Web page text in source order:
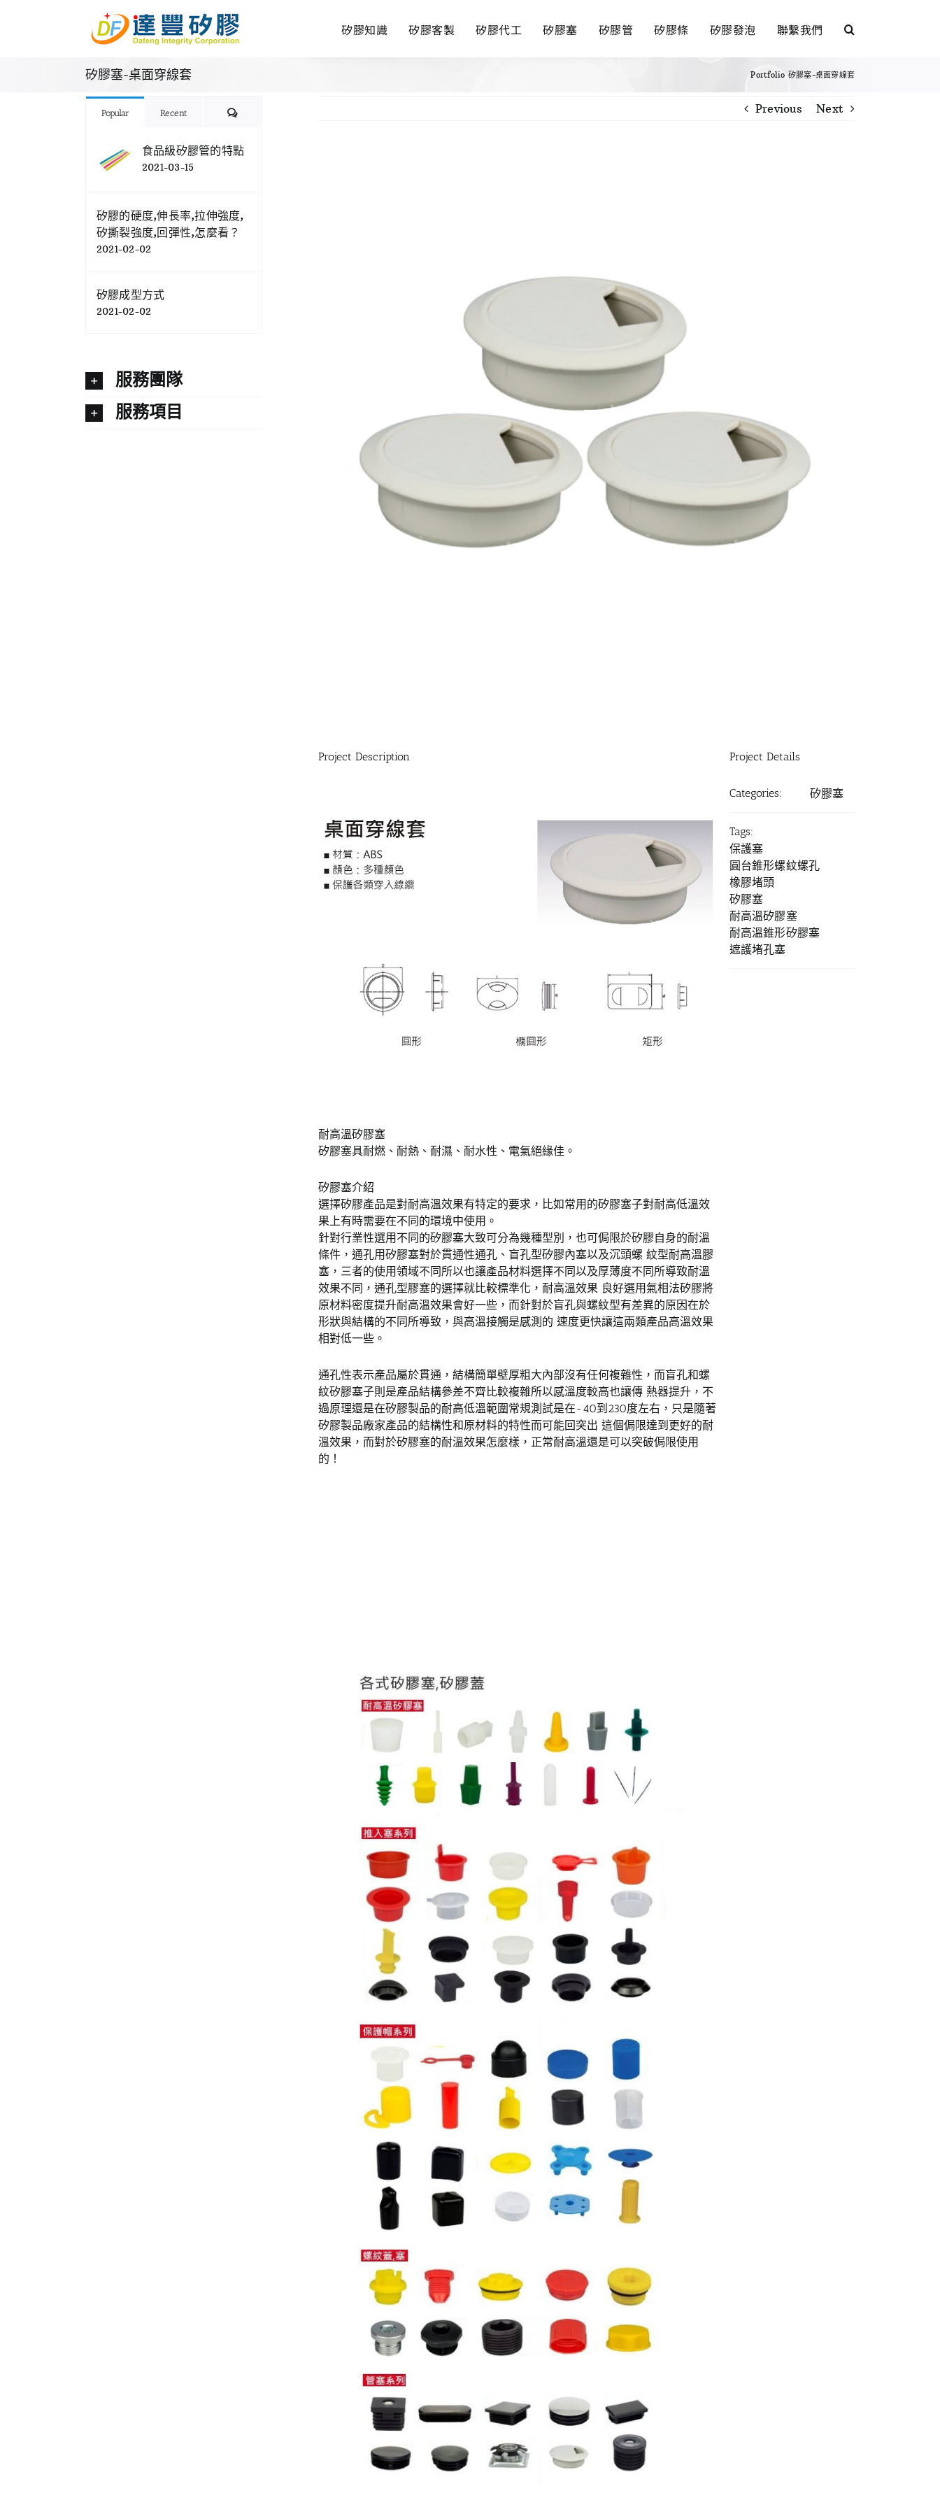
矽膠知識 矽膠客製 矽膠代工 矽膠塞 矽膠管 矽膠條 矽膠發泡 聯繫我們
矽膠塞-桌面穿線套 Portfolio 矽膠塞-桌面穿線套
Previous Next
Project Description
耐高溫矽膠塞
矽膠塞具耐燃、耐熱、耐濕、耐水性、電氣絕緣佳。
矽膠塞介紹
選擇矽膠產品是對耐高溫效果有特定的要求，比如常用的矽膠塞子對耐高低溫效
果上有時需要在不同的環境中使用。
針對行業性選用不同的矽膠塞大致可分為幾種型別，也可侷限於矽膠自身的耐溫
條件，通孔用矽膠塞對於貫通性通孔、盲孔型矽膠內塞以及沉頭螺 紋型耐高溫膠
塞，三者的使用領域不同所以也讓產品材料選擇不同以及厚薄度不同所導致耐溫
效果不同，通孔型膠塞的選擇就比較標準化，耐高溫效果 良好選用氣相法矽膠將
原材料密度提升耐高溫效果會好一些，而針對於盲孔與螺紋型有差異的原因在於
形狀與結構的不同所導致，與高溫接觸是感測的 速度更快讓這兩類產品高溫效果
相對低一些。
通孔性表示產品屬於貫通，結構簡單壁厚粗大內部沒有任何複雜性，而盲孔和螺
紋矽膠塞子則是產品結構參差不齊比較複雜所以感溫度較高也讓傳 熱器提升，不
過原理還是在矽膠製品的耐高低溫範圍常規測試是在-40到230度左右，只是隨著
矽膠製品廠家產品的結構性和原材料的特性而可能回突出 這個侷限達到更好的耐
溫效果，而對於矽膠塞的耐溫效果怎麼樣，正常耐高溫還是可以突破侷限使用
的！
Project Details
Categories: 矽膠塞
Tags:
保護塞
圓台錐形螺紋螺孔
橡膠堵頭
矽膠塞
耐高溫矽膠塞
耐高溫錐形矽膠塞
遮護堵孔塞
Popular Recent Comments
食品級矽膠管的特點
2021-03-15
矽膠的硬度,伸長率,拉伸強度,
矽撕裂強度,回彈性,怎麼看？
2021-02-02
矽膠成型方式
2021-02-02
服務團隊
服務項目